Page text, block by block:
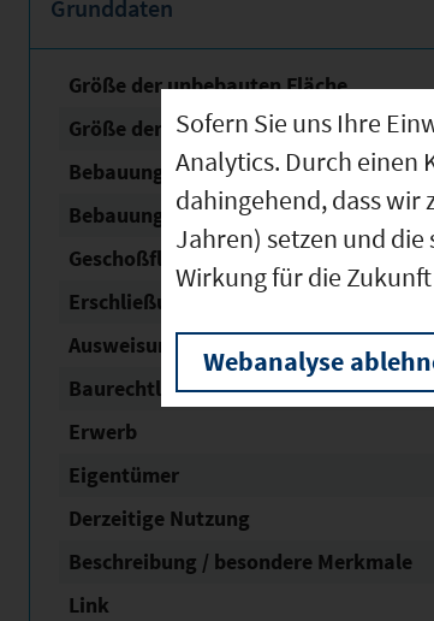
Grunddaten
Größe der unbebauten Fläche
Größe der Fläche mit Baurecht
Bebauungsplan Nr. / Name
Bebauungsplan Status
Geschoßflächen­zahl (GFZ)
Erschließung
Ausweisung Nach Bau NVO
Baurechtliche Verfügbarkeit
Erwerb
Eigentümer
Derzeitige Nutzung
Beschreibung / besondere Merkmale
Link
Sofern Sie uns Ihre
Analytics. Durch einen
dahingehend, dass wir
Jahren) setzen und
Wirkung für die
Webanalyse